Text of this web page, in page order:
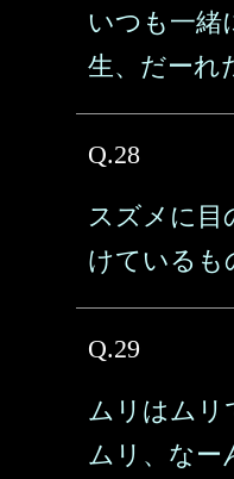
いつも一緒
生、だーれ
Q.28
スズメに目
けているも
Q.29
ムリはムリ
ムリ、なー